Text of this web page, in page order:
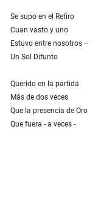
Se supo en el Retiro
Cuan vasto y uno
Estuvo entre nosotros –
Un Sol Difunto
Querido en la partida
Más de dos veces
Que la presencia de Oro
Que fuera ‑ a veces ‑